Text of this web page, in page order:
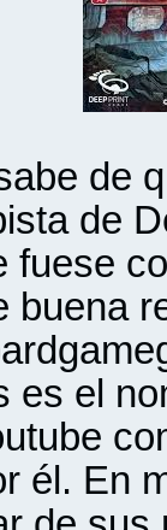
de
de
fuese
buena
es el
él. En